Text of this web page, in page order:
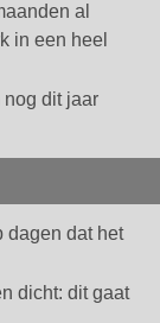
al
in een heel
nog dit jaar
dagen dat het
dicht: dit gaat